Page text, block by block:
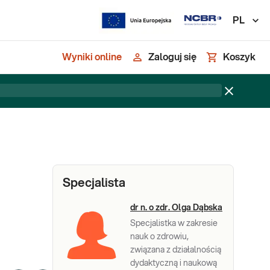
PL
Wyniki online Zaloguj się Koszyk
Specjalista
dr n. o zdr. Olga Dąbska
Specjalistka w zakresie
nauk o zdrowiu,
związana z działalnością
dydaktyczną i naukową